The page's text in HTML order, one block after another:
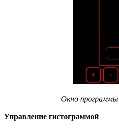
Окно программы
Управление гистограммой